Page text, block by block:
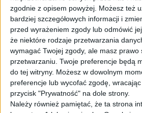
zgodnie z opisem powyżej. Możesz też
bardziej szczegółowych informacji i
przed wyrażeniem zgody lub odmówić
że niektóre rodzaje przetwarzania
wymagać Twojej zgody, ale masz prawo
przetwarzaniu. Twoje preferencje będą
do tej witryny. Możesz w dowolnym
preferencje lub wycofać zgodę,
przycisk "Prywatność" na dole strony.
Należy również pamiętać, że ta strona
2 łyżki miodu
Piklowana cebulka:
2 czerwone cebule
1 szklanka wody
½ szklanki octu spirytusowego
½ szklanki octu jabłkowego